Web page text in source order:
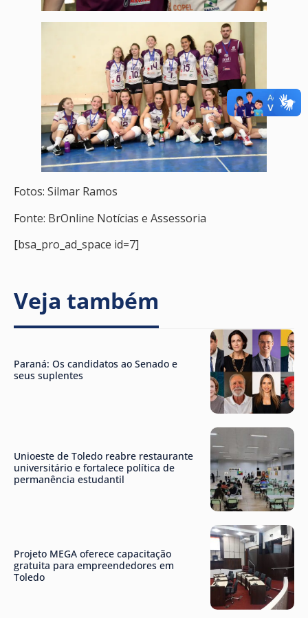
Fotos: Silmar Ramos
Fonte: BrOnline Notícias e Assessoria
[bsa_pro_ad_space id=7]
Veja também
Paraná: Os candidatos ao Senado e
seus suplentes
Unioeste de Toledo reabre restaurante
universitário e fortalece política de
permanência estudantil
Projeto MEGA oferece capacitação
gratuita para empreendedores em
Toledo